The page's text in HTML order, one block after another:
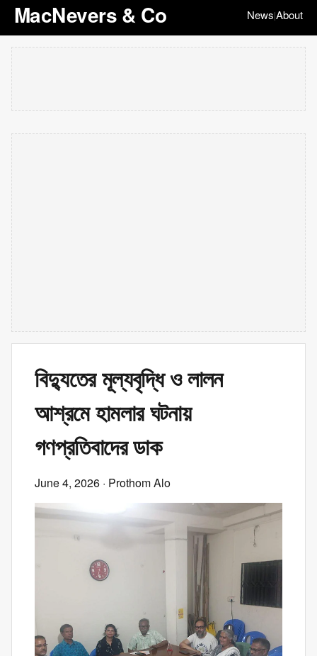
MacNevers & Co News|About
বিদ্যুতের মূল্যবৃদ্ধি ও লালন
আশ্রমে হামলার ঘটনায়
গণপ্রতিবাদের ডাক
June 4, 2026 · Prothom Alo